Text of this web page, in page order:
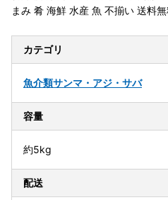
まみ 肴 海鮮 水産 魚 不揃い 送料
カテゴリ
魚介類サンマ・アジ・サバ
容量
約5kg
配送